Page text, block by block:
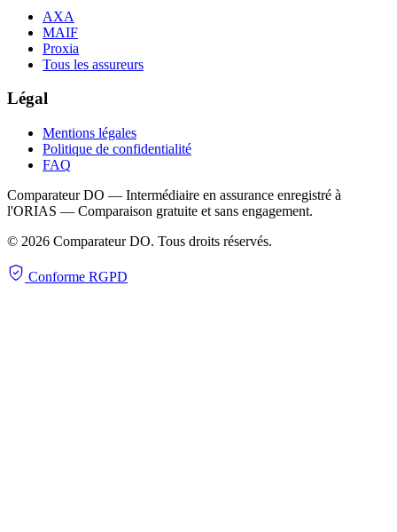
AXA
MAIF
Proxia
Tous les assureurs
Légal
Mentions légales
Politique de confidentialité
FAQ
Comparateur DO — Intermédiaire en assurance enregistré à
l'ORIAS — Comparaison gratuite et sans engagement.
© 2026 Comparateur DO. Tous droits réservés.
Conforme RGPD